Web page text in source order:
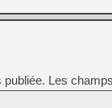
publiée. Les